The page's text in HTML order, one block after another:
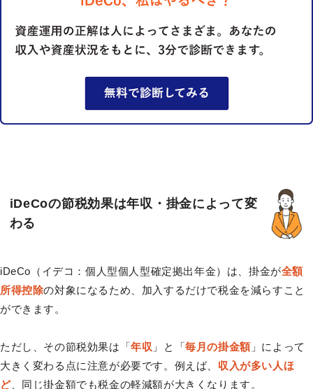
iDeCoの節税効果は年収・掛金によって変
わる
iDeCo（イデコ：個人型個人型確定拠出年金）は、掛金が全額
所得控除の対象になるため、加入するだけで税金を減らすこと
ができます。
ただし、その節税効果は「年収 」と「毎月の掛金額」によって
大きく変わる点に注意が必要です。例えば、 収入が多い人ほ
ど、同じ掛金額でも税金の軽減額が大きくなります。